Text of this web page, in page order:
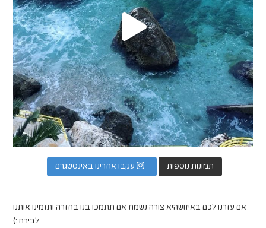
תמונות נוספות עקבו אחרינו באינסטגרם
אם עזרנו לכם באיזושהיא צורה נשמח אם תתמכו בנו בחזרה ותזמינו אותנו
לבירה :)